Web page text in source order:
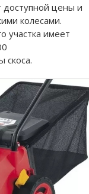
доступной цены и
колесами.
участка имеет
скоса.